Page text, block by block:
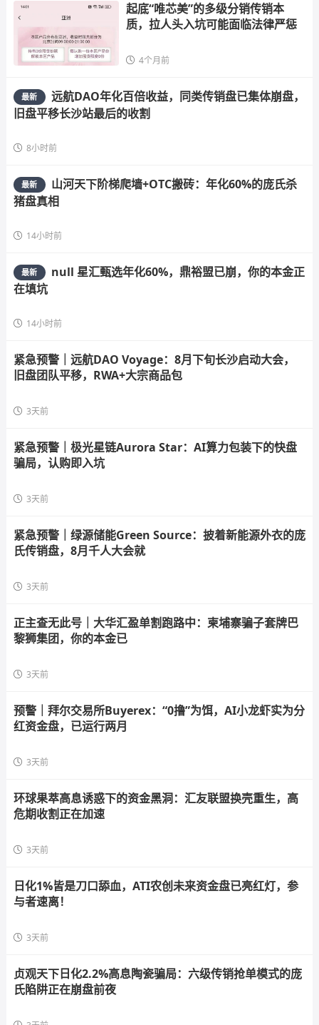
起底“唯芯美”的多级分销传销本
质，拉人头入坑可能面临法律严惩
4个月前
最新
远航DAO年化百倍收益，同类传销盘已集体崩盘，
旧盘平移长沙站最后的收割
8小时前
最新
山河天下阶梯爬墙+OTC搬砖：年化60%的庞氏杀
猪盘真相
14小时前
最新
null 星汇甄选年化60%，鼎裕盟已崩，你的本金正
在填坑
14小时前
紧急预警｜远航DAO Voyage：8月下旬长沙启动大会，
旧盘团队平移，RWA+大宗商品包
3天前
紧急预警｜极光星链Aurora Star：AI算力包装下的快盘
骗局，认购即入坑
3天前
紧急预警｜绿源储能Green Source：披着新能源外衣的庞
氏传销盘，8月千人大会就
3天前
正主查无此号｜大华汇盈单割跑路中：柬埔寨骗子套牌巴
黎狮集团，你的本金已
3天前
预警｜拜尔交易所Buyerex：“0撸”为饵，AI小龙虾实为分
红资金盘，已运行两月
3天前
环球果萃高息诱惑下的资金黑洞：汇友联盟换壳重生，高
危期收割正在加速
3天前
日化1%皆是刀口舔血，ATI农创未来资金盘已亮红灯，参
与者速离！
3天前
贞观天下日化2.2%高息陶瓷骗局：六级传销抢单模式的庞
氏陷阱正在崩盘前夜